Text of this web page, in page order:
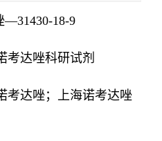
—31430-18-9
考达唑科研试剂
考达唑；上海诺考达唑